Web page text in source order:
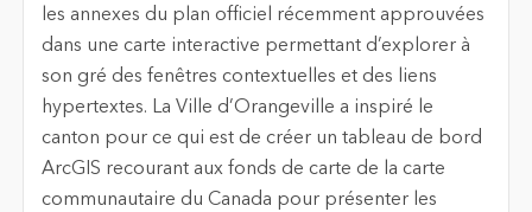
les annexes du plan officiel récemment approuvées
dans une carte interactive permettant d’explorer à
son gré des fenêtres contextuelles et des liens
hypertextes. La Ville d’Orangeville a inspiré le
canton pour ce qui est de créer un tableau de bord
ArcGIS recourant aux fonds de carte de la carte
communautaire du Canada pour présenter les